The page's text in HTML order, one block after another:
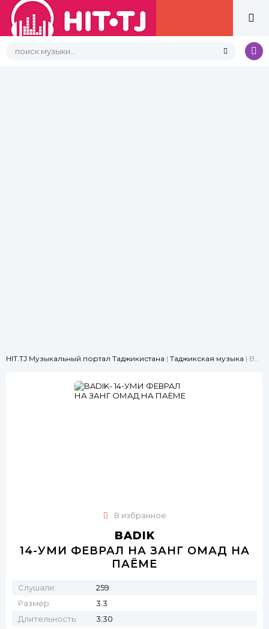
HIT.TJ Музыкальный портал Таджикистана | Таджикская музыка | BADIK- 14-УМИ ФЕВРАЛ НА ЗАНГ ОМАД НА ПАЁМЕ
В избранное
BADIK
14-УМИ ФЕВРАЛ НА ЗАНГ ОМАД НА
ПАЁМЕ
Слушали:
259
Размер:
3.3
Длительность:
3:30